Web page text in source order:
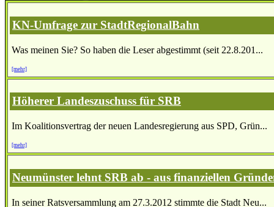
KN-Umfrage zur StadtRegionalBahn
Was meinen Sie? So haben die Leser abgestimmt (seit 22.8.201...
[mehr]
Höherer Landeszuschuss für SRB
Im Koalitionsvertrag der neuen Landesregierung aus SPD, Grün...
[mehr]
Neumünster lehnt SRB ab - aus finanziellen
In seiner Ratsversammlung am 27.3.2012 stimmte die Stadt Neu...